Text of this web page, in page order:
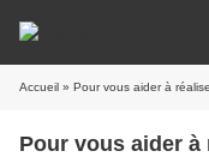
Accueil » Pour vous aider à
Pour vous aider